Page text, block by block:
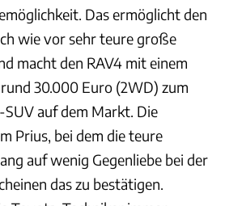
Das ermöglicht den
wie vor sehr teure große
macht den RAV4 mit einem
30.000 Euro (2WD) zum
auf dem Markt. Die
Prius, bei dem die teure
auf wenig Gegenliebe bei der
das zu bestätigen.